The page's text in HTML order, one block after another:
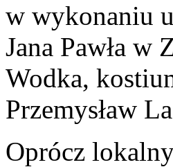
w wykonaniu
Jana Pawła w
Wodka,
Przemysław
Oprócz